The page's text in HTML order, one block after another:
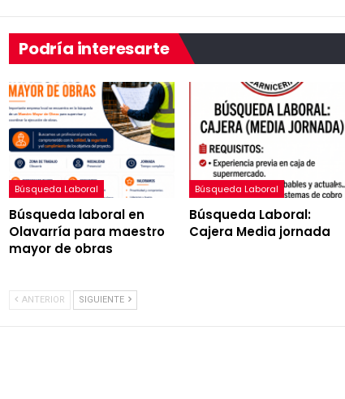
Podría interesarte
Búsqueda Laboral
Búsqueda laboral en
Olavarría para maestro
mayor de obras
Búsqueda Laboral
Búsqueda Laboral:
Cajera Media jornada
ANTERIOR SIGUIENTE